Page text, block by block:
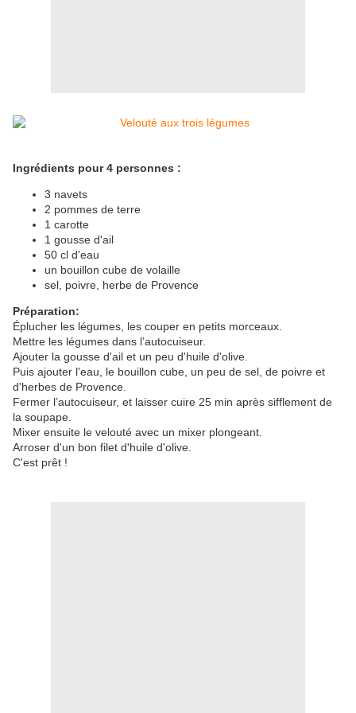
Ingrédients pour 4 personnes :
3 navets
2 pommes de terre
1 carotte
1 gousse d'ail
50 cl d'eau
un bouillon cube de volaille
sel, poivre, herbe de Provence
Préparation:
Éplucher les légumes, les couper en petits morceaux.
Mettre les légumes dans l’autocuiseur.
Ajouter la gousse d'ail et un peu d'huile d'olive.
Puis ajouter l'eau, le bouillon cube, un peu de sel, de poivre et
d'herbes de Provence.
Fermer l’autocuiseur, et laisser cuire 25 min après sifflement de
la soupape.
Mixer ensuite le velouté avec un mixer plongeant.
Arroser d'un bon filet d'huile d'olive.
C'est prêt !